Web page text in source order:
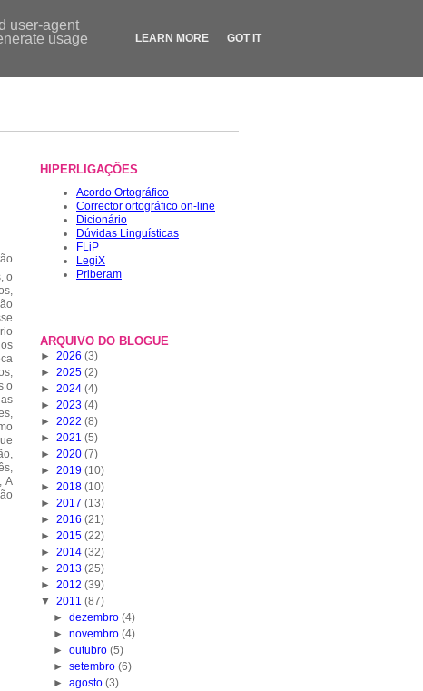
o
o
A
HIPERLIGAÇÕES
Acordo Ortográfico
Corrector ortográfico on-line
Dicionário
Dúvidas Linguísticas
FLiP
LegiX
Priberam
ARQUIVO DO BLOGUE
► 2026 (3)
► 2025 (2)
► 2024 (4)
► 2023 (4)
► 2022 (8)
► 2021 (5)
► 2020 (7)
► 2019 (10)
► 2018 (10)
► 2017 (13)
► 2016 (21)
► 2015 (22)
► 2014 (32)
► 2013 (25)
► 2012 (39)
▼ 2011 (87)
►dezembro(4)
►novembro(4)
►outubro(5)
►setembro(6)
►agosto(3)
user-agent
usage
LEARN MORE GOT IT